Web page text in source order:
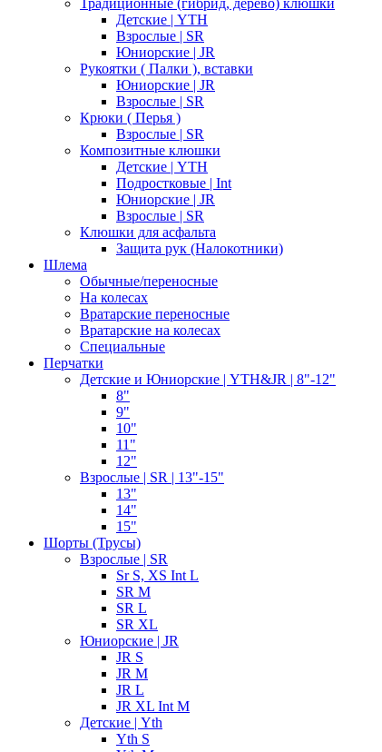
Традиционные (гибрид, дерево) клюшки
Детские | YTH
Взрослые | SR
Юниорские | JR
Рукоятки ( Палки ), вставки
Юниорские | JR
Взрослые | SR
Крюки ( Перья )
Взрослые | SR
Композитные клюшки
Детские | YTH
Подростковые | Int
Юниорские | JR
Взрослые | SR
Клюшки для асфальта
Защита рук (Налокотники)
Шлема
Обычные/переносные
На колесах
Вратарские переносные
Вратарские на колесах
Специальные
Перчатки
Детские и Юниорские | YTH&JR | 8"-12"
8"
9"
10"
11"
12"
Взрослые | SR | 13"-15"
13"
14"
15"
Шорты (Трусы)
Взрослые | SR
Sr S, XS Int L
SR M
SR L
SR XL
Юниорские | JR
JR S
JR M
JR L
JR XL Int M
Детские | Yth
Yth S